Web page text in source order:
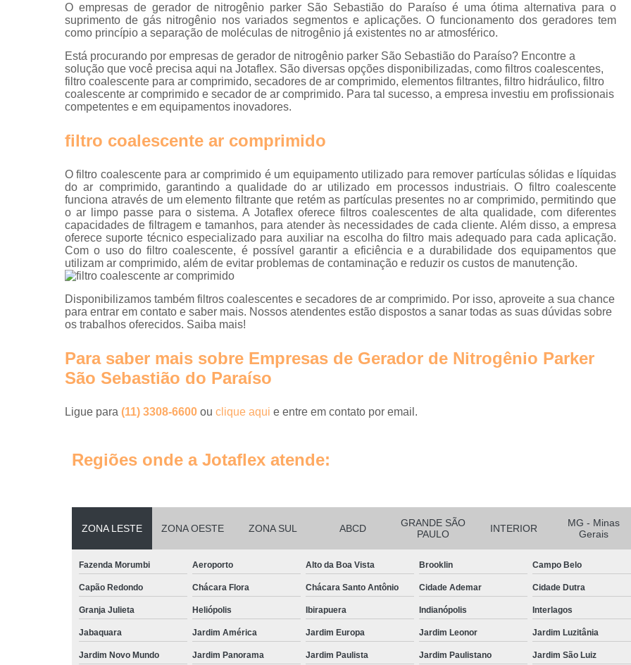
Filtro Coalescente Parker
Gerador de Nitrogênio com
Gerador de Nitrogênio Industrial
Gerador de Nitrogênio para
Rede de Ar Comprimido
Rede de Ar Comprimido
Rede de Distribuição de Ar
Secador Ar Comprimido por
Secador de Ar Comprimido por
Tubo Alumínio para Ar
Tubo de Alumínio Ar Comprimido
Tubo de Alumínio de Ar
Tubo de Alumínio para Rede de Ar
Tubo em Alumínio para Ar
Tubulação de Ar Comprimido
O empresas de gerador de nitrogênio parker São Sebastião do Paraíso é uma ótima alternativa para o
suprimento de gás nitrogênio nos variados segmentos e aplicações. O funcionamento dos geradores tem
como princípio a separação de moléculas de nitrogênio já existentes no ar atmosférico.
Está procurando por empresas de gerador de nitrogênio parker São Sebastião do Paraíso? Encontre a
solução que você precisa aqui na Jotaflex. São diversas opções disponibilizadas, como filtros coalescentes,
filtro coalescente para ar comprimido, secadores de ar comprimido, elementos filtrantes, filtro hidráulico, filtro
coalescente ar comprimido e secador de ar comprimido. Para tal sucesso, a empresa investiu em profissionais
competentes e em equipamentos inovadores.
filtro coalescente ar comprimido
O filtro coalescente para ar comprimido é um equipamento utilizado para remover partículas sólidas e líquidas
do ar comprimido, garantindo a qualidade do ar utilizado em processos industriais. O filtro coalescente
funciona através de um elemento filtrante que retém as partículas presentes no ar comprimido, permitindo que
o ar limpo passe para o sistema. A Jotaflex oferece filtros coalescentes de alta qualidade, com diferentes
capacidades de filtragem e tamanhos, para atender às necessidades de cada cliente. Além disso, a empresa
oferece suporte técnico especializado para auxiliar na escolha do filtro mais adequado para cada aplicação.
Com o uso do filtro coalescente, é possível garantir a eficiência e a durabilidade dos equipamentos que
utilizam ar comprimido, além de evitar problemas de contaminação e reduzir os custos de manutenção.
Disponibilizamos também filtros coalescentes e secadores de ar comprimido. Por isso, aproveite a sua chance
para entrar em contato e saber mais. Nossos atendentes estão dispostos a sanar todas as suas dúvidas sobre
os trabalhos oferecidos. Saiba mais!
Para saber mais sobre Empresas de Gerador de Nitrogênio Parker
São Sebastião do Paraíso
Ligue para (11) 3308-6600 ou clique aqui e entre em contato por email.
Regiões onde a Jotaflex atende:
ZONA LESTE ZONA OESTE ZONA SUL ABCD
GRANDE SÃO
PAULO
INTERIOR
MG - Minas
Gerais
Fazenda Morumbi Aeroporto Alto da Boa Vista Brooklin Campo Belo
Capão Redondo Chácara Flora Chácara Santo Antônio Cidade Ademar Cidade Dutra
Granja Julieta Heliópolis Ibirapuera Indianópolis Interlagos
Jabaquara Jardim América Jardim Europa Jardim Leonor Jardim Luzitânia
Jardim Novo Mundo Jardim Panorama Jardim Paulista Jardim Paulistano Jardim São Luiz